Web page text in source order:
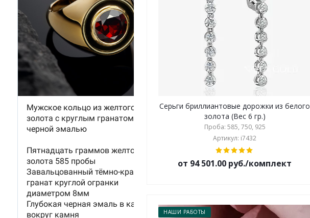
Серьги бриллиантовые дорожки из белого
золота (Вес 6 гр.)
Проба: 585, 750, 925
Артикул: i7432
от 94 501.00 руб./комплект
НАШИ РАБОТЫ